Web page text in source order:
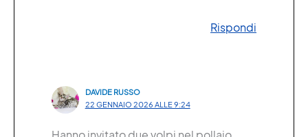
Rispondi
DAVIDE RUSSO
22 GENNAIO 2026 ALLE 9:24